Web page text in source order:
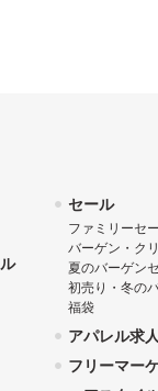
セール
ファミリーセ
バーゲン・ク
夏のバーゲン
初売り・冬の
福袋
アパレル求
フリーマー